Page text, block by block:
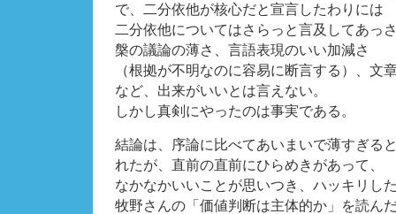
で、二分依他が核心だと宣言したわりには
二分依他についてはさらっと言及してあっ
槃の議論の薄さ、言語表現のいい加減さ
（根拠が不明なのに容易に断言する）、文
など、出来がいいとは言えない。
しかし真剣にやったのは事実である。
結論は、序論に比べてあいまいで薄すぎる
れたが、直前の直前にひらめきがあって、
なかなかいいことが思いつき、ハッキリし
牧野さんの「価値判断は主体的か」を読ん